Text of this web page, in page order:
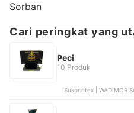
Sorban
Cari peringkat yang
Peci
10 Produk
Sukorintex | WADIMOR